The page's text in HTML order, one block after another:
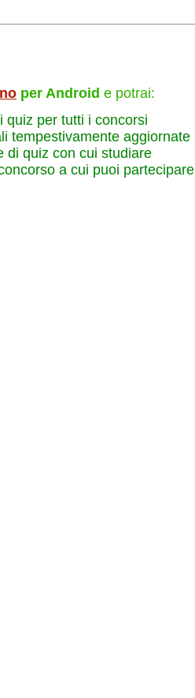
per Android e potrai:
quiz per tutti i concorsi
tempestivamente aggiornate
di quiz con cui studiare
a cui puoi partecipare